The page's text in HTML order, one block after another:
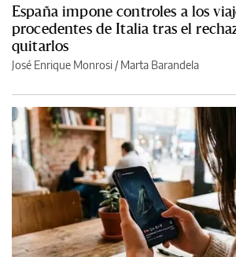
España impone controles a los
procedentes de Italia tras el
quitarlos
José Enrique Monrosi / Marta Barandela